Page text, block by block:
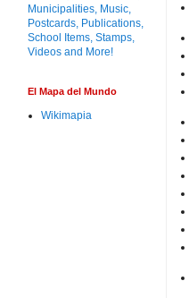
El Mapa del Mundo
Wikimapia